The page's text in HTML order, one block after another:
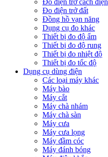
Đo điện trở cách điện
Đo điện trở đất
Đồng hồ vạn năng
Dụng cụ đo khác
Thiết bị đo độ ẩm
Thiết bị đo độ rung
Thiết bị đo nhiệt độ
Thiết bị đo tốc độ
Dụng cụ dùng điện
Các loại máy khác
Máy bào
Máy cắt
Máy chà nhám
Máy chà sàn
Máy cưa
Máy cưa lọng
Máy đầm cóc
Máy đánh bóng